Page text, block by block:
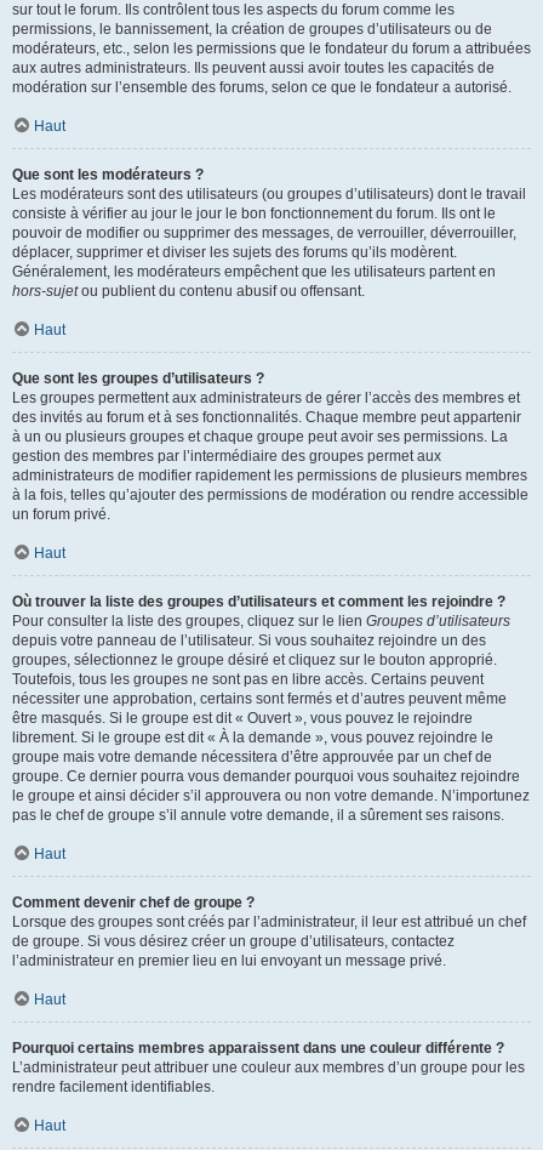
sur tout le forum. Ils contrôlent tous les aspects du forum comme les
permissions, le bannissement, la création de groupes d’utilisateurs ou de
modérateurs, etc., selon les permissions que le fondateur du forum a attribuées
aux autres administrateurs. Ils peuvent aussi avoir toutes les capacités de
modération sur l’ensemble des forums, selon ce que le fondateur a autorisé.
Haut
Que sont les modérateurs ?
Les modérateurs sont des utilisateurs (ou groupes d’utilisateurs) dont le travail
consiste à vérifier au jour le jour le bon fonctionnement du forum. Ils ont le
pouvoir de modifier ou supprimer des messages, de verrouiller, déverrouiller,
déplacer, supprimer et diviser les sujets des forums qu’ils modèrent.
Généralement, les modérateurs empêchent que les utilisateurs partent en
hors-sujetou publient du contenu abusif ou offensant.
Haut
Que sont les groupes d’utilisateurs ?
Les groupes permettent aux administrateurs de gérer l’accès des membres et
des invités au forum et à ses fonctionnalités. Chaque membre peut appartenir
à un ou plusieurs groupes et chaque groupe peut avoir ses permissions. La
gestion des membres par l’intermédiaire des groupes permet aux
administrateurs de modifier rapidement les permissions de plusieurs membres
à la fois, telles qu’ajouter des permissions de modération ou rendre accessible
un forum privé.
Haut
Où trouver la liste des groupes d’utilisateurs et comment les rejoindre ?
Pour consulter la liste des groupes, cliquez sur le lien Groupes d’utilisateurs
depuis votre panneau de l’utilisateur. Si vous souhaitez rejoindre un des
groupes, sélectionnez le groupe désiré et cliquez sur le bouton approprié.
Toutefois, tous les groupes ne sont pas en libre accès. Certains peuvent
nécessiter une approbation, certains sont fermés et d’autres peuvent même
être masqués. Si le groupe est dit « Ouvert », vous pouvez le rejoindre
librement. Si le groupe est dit « À la demande », vous pouvez rejoindre le
groupe mais votre demande nécessitera d’être approuvée par un chef de
groupe. Ce dernier pourra vous demander pourquoi vous souhaitez rejoindre
le groupe et ainsi décider s’il approuvera ou non votre demande. N’importunez
pas le chef de groupe s’il annule votre demande, il a sûrement ses raisons.
Haut
Comment devenir chef de groupe ?
Lorsque des groupes sont créés par l’administrateur, il leur est attribué un chef
de groupe. Si vous désirez créer un groupe d’utilisateurs, contactez
l’administrateur en premier lieu en lui envoyant un message privé.
Haut
Pourquoi certains membres apparaissent dans une couleur différente ?
L’administrateur peut attribuer une couleur aux membres d’un groupe pour les
rendre facilement identifiables.
Haut